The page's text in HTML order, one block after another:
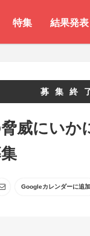
特集 結果発表
募集終
脅威にい
Googleカレンダーに追加